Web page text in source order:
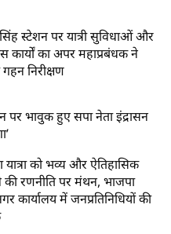
स्टेशन पर यात्री सुविधाओं और
कार्यों का अपर महाप्रबंधक ने
गहन निरीक्षण
पर भावुक हुए सपा नेता इंद्रासन
यात्रा को भव्य और ऐतिहासिक
की रणनीति पर मंथन, भाजपा
कार्यालय में जनप्रतिनिधियों की